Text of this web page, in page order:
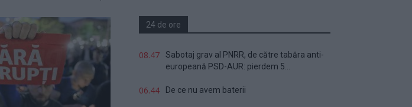
24 de ore
08.47
Sabotaj grav al PNRR, de către tabăra anti-
europeană PSD-AUR: pierdem 5...
06.44 De ce nu avem baterii